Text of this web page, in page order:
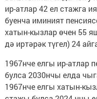
ир-атлар 42 ел стажга
буенча иминият
хатын-кызлар өчен 55
дә иртәрәк түгел) 24
1967нче елгы ир-атлар
булса 2030нчы елда
1967нче елгы хатын-